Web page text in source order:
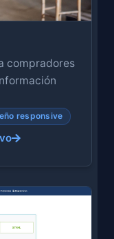
compradores
responsive